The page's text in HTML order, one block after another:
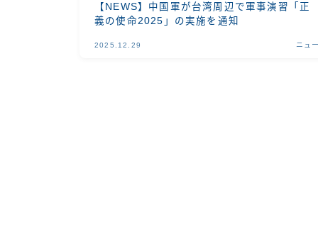
【NEWS】中国軍が台湾周辺で軍事演習「正
義の使命2025」の実施を通知
2025.12.29 ニュ